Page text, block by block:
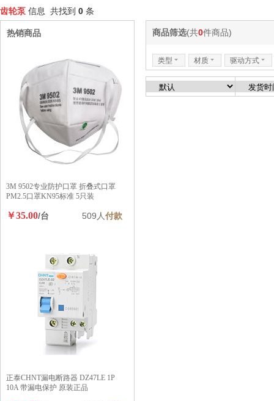
齿轮泵 信息 共找到 0 条
商品筛选(共0件商品)
类型 6 材质 6 驱动方式 6
热销商品
3M 9502专业防护口罩 折叠式口罩
PM2.5口罩KN95标准 5只装
￥35.00/台 509人付款
正泰CHNT漏电断路器 DZ47LE 1P
10A 带漏电保护 原装正品